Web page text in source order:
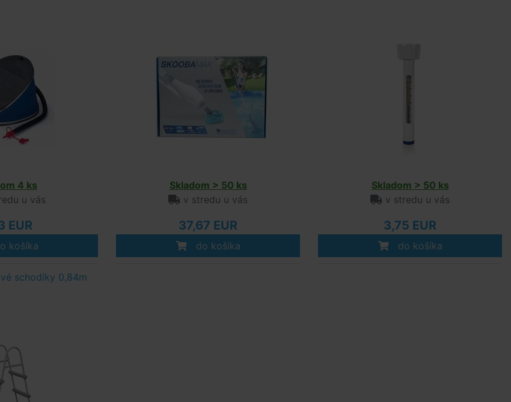
4 ks
u vás
EUR
košíka
Skladom > 50 ks
v stredu u vás
37,67 EUR
do košíka
Skladom > 50 ks
v stredu u vás
3,75 EUR
do košíka
schodíky 0,84m